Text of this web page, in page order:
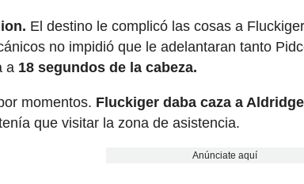
El destino le complicó las cosas a
no impidió que le adelantaran tanto
a 18 segundos de la cabeza.
momentos. Fluckiger daba caza a
que visitar la zona de asistencia.
Anúnciate aquí